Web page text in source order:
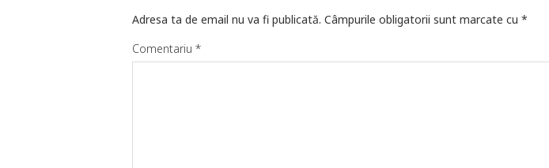
Adresa ta de email nu va fi publicată. Câmpurile obligatorii sunt marcate cu *
Comentariu *